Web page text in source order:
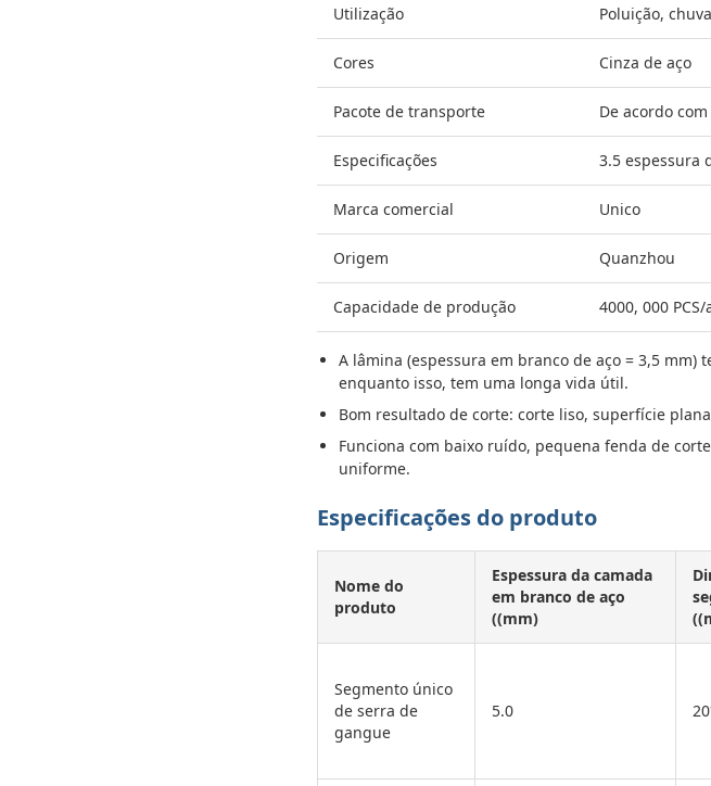
Utilização Poluição,
Cores Cinza de aço
Pacote de transporte De acordo
Especificações 3.5 espessura
Marca comercial Unico
Origem Quanzhou
Capacidade de produção 4000, 000 PCS/
A lâmina (espessura em branco de aço = 3,5
enquanto isso, tem uma longa vida útil.
Bom resultado de corte: corte liso, superfície
Funciona com baixo ruído, pequena fenda de
uniforme.
Especificações do produto
Nome do
produto
Espessura da camada
em branco de aço
((mm)
Segmento único
de serra de
gangue
5.0